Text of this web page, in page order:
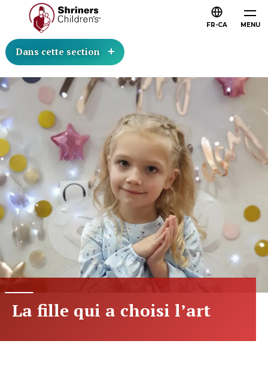
MENU
FR-CA
Dans cette section
La fille qui a choisi l’art